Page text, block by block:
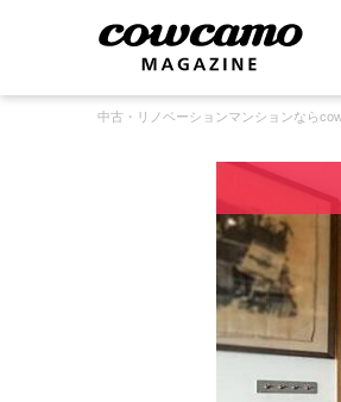
中古・リノベーションマンションなら